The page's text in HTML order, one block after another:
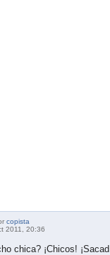
copista
2011, 20:36
chica? ¡Chicos!